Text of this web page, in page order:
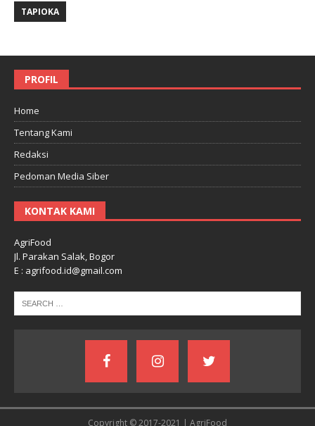
TAPIOKA
PROFIL
Home
Tentang Kami
Redaksi
Pedoman Media Siber
KONTAK KAMI
AgriFood
Jl. Parakan Salak, Bogor
E : agrifood.id@gmail.com
Copyright © 2017-2021 | AgriFood